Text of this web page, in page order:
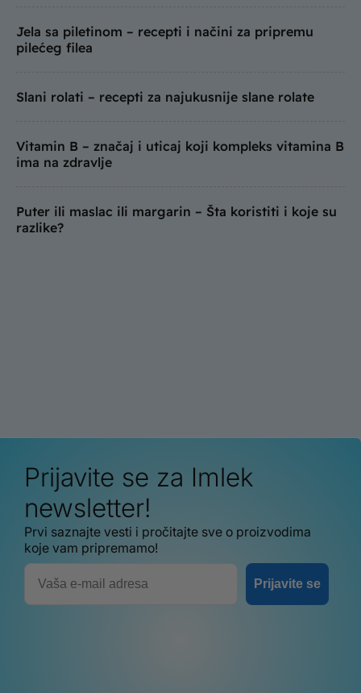
Jela sa piletinom – recepti i načini za pripremu
pilećeg filea
Slani rolati – recepti za najukusnije slane rolate
Vitamin B – značaj i uticaj koji kompleks vitamina B
ima na zdravlje
Puter ili maslac ili margarin – Šta koristiti i koje su
razlike?
Prijavite se za Imlek
newsletter!
Prvi saznajte vesti i pročitajte sve o proizvodima
koje vam pripremamo!
Email
Prijavite se